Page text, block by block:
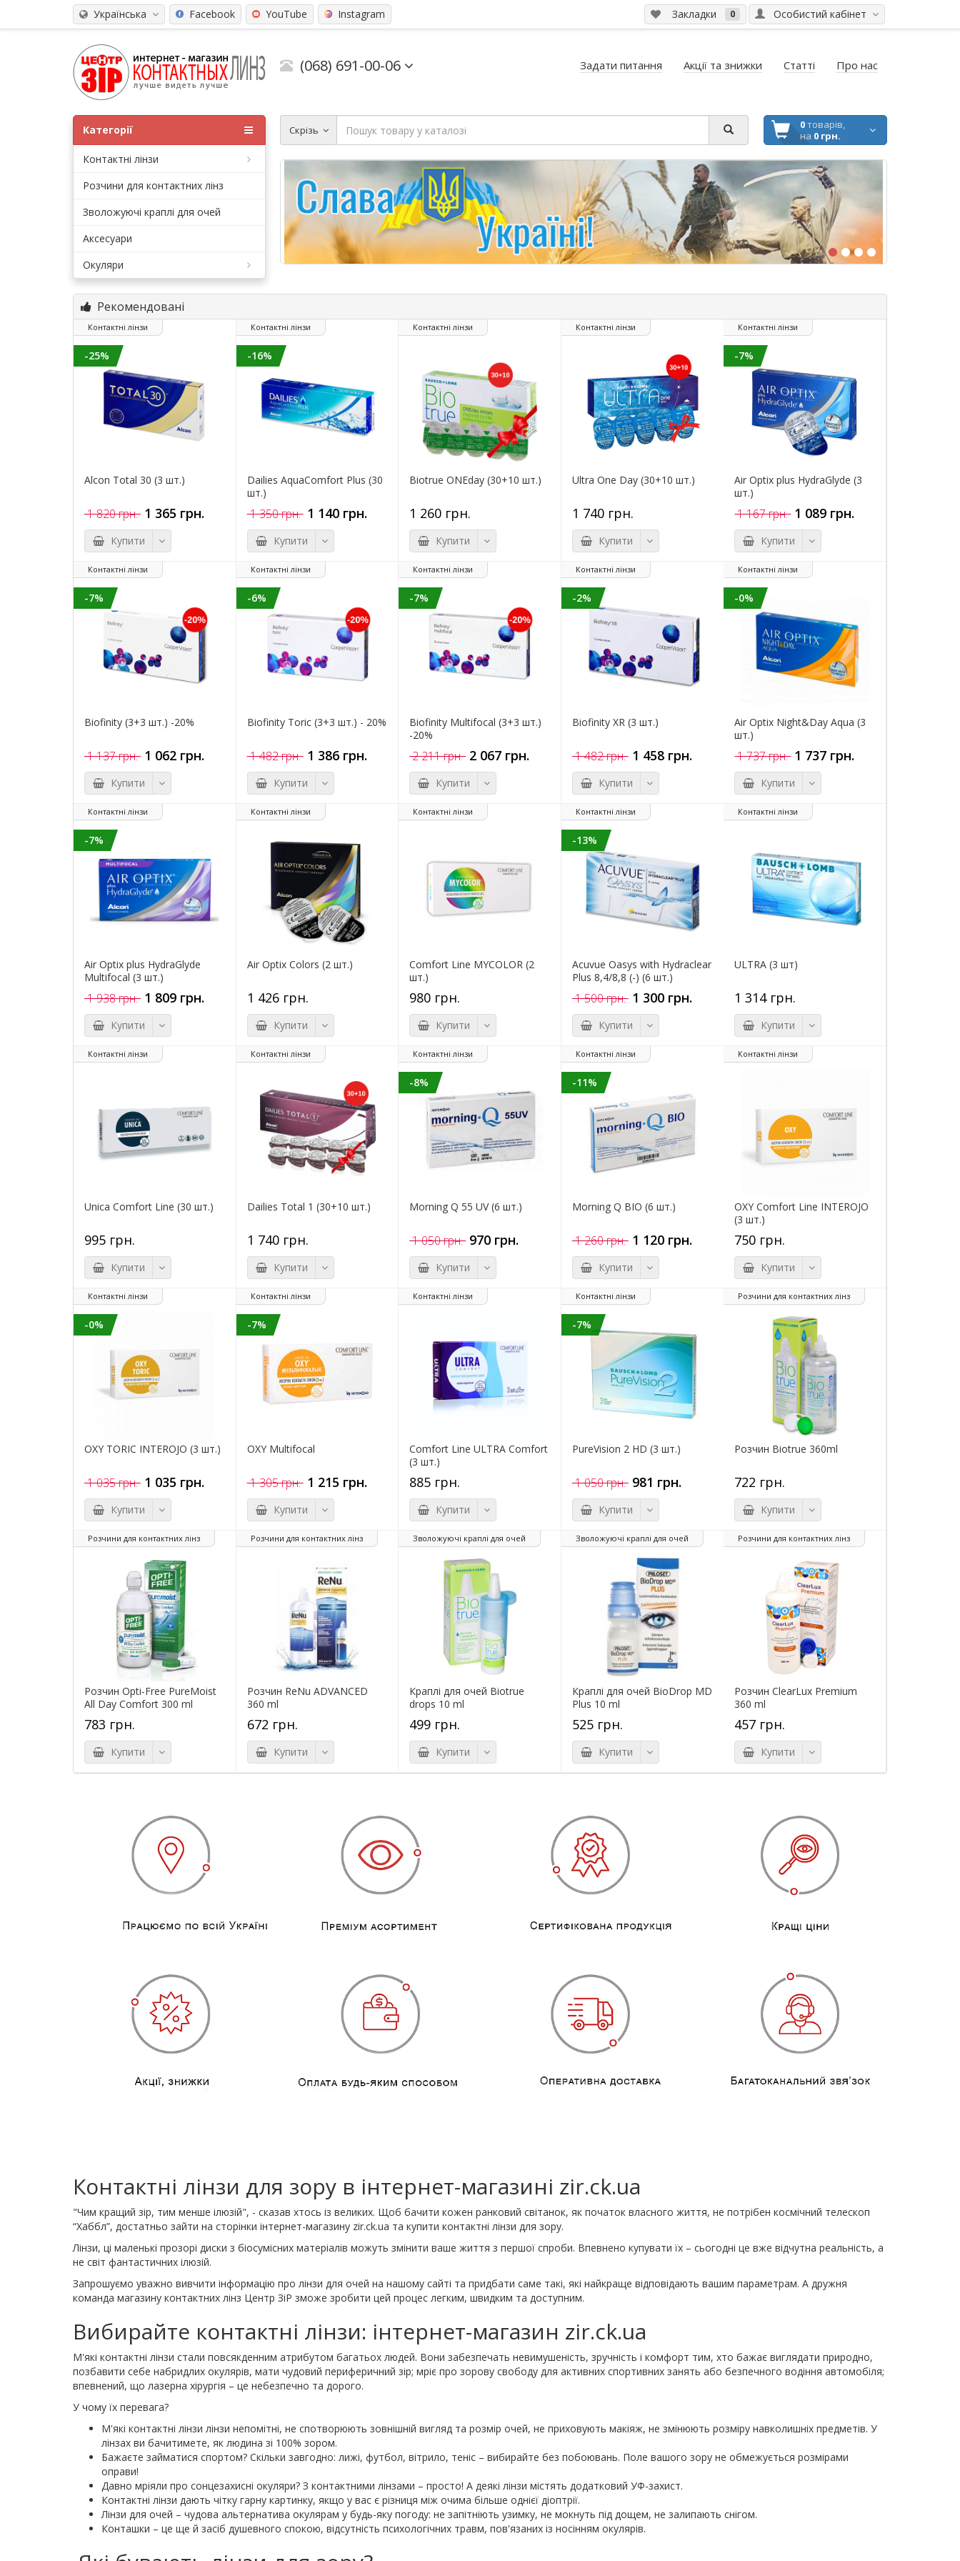
Українська Особистий кабінет
Закладки 0
Facebook YouTube Instagram
(068) 691-00-06 Задати питання Акції та знижки Статті Про нас
Скрізь 0товарів,
на 0 грн.
Категорії
Контактні лінзи
Розчини для контактних лінз
Зволожуючі краплі для очей
Аксесуари
Окуляри
Рекомендовані
Контактні лінзи
-25%
Alcon Total 30 (3 шт.)
1 820 грн. 1 365 грн.
Купити
Контактні лінзи
-16%
Dailies AquaComfort Plus (30
шт.)
1 350 грн. 1 140 грн.
Купити
Контактні лінзи
Biotrue ONEday (30+10 шт.)
1 260 грн.
Купити
Контактні лінзи
Ultra One Day (30+10 шт.)
1 740 грн.
Купити
Контактні лінзи
-7%
Air Optix plus HydraGlyde (3
шт.)
1 167 грн. 1 089 грн.
Купити
Контактні лінзи
-7%
Biofinity (3+3 шт.) -20%
1 137 грн. 1 062 грн.
Купити
Контактні лінзи
-6%
Biofinity Toric (3+3 шт.) - 20%
1 482 грн. 1 386 грн.
Купити
Контактні лінзи
-7%
Biofinity Multifocal (3+3 шт.)
-20%
2 211 грн. 2 067 грн.
Купити
Контактні лінзи
-2%
Biofinity XR (3 шт.)
1 482 грн. 1 458 грн.
Купити
Контактні лінзи
-0%
Air Optix Night&Day Aqua (3
шт.)
1 737 грн. 1 737 грн.
Купити
Контактні лінзи
-7%
Air Optix plus HydraGlyde
Multifocal (3 шт.)
1 938 грн. 1 809 грн.
Купити
Контактні лінзи
Air Optix Colors (2 шт.)
1 426 грн.
Купити
Контактні лінзи
Comfort Line MYCOLOR (2
шт.)
980 грн.
Купити
Контактні лінзи
-13%
Acuvue Oasys with Hydraclear
Plus 8,4/8,8 (-) (6 шт.)
1 500 грн. 1 300 грн.
Купити
Контактні лінзи
ULTRA (3 шт)
1 314 грн.
Купити
Контактні лінзи
Unica Comfort Line (30 шт.)
995 грн.
Купити
Контактні лінзи
Dailies Total 1 (30+10 шт.)
1 740 грн.
Купити
Контактні лінзи
-8%
Morning Q 55 UV (6 шт.)
1 050 грн. 970 грн.
Купити
Контактні лінзи
-11%
Morning Q BIO (6 шт.)
1 260 грн. 1 120 грн.
Купити
Контактні лінзи
OXY Comfort Line INTEROJO
(3 шт.)
750 грн.
Купити
Контактні лінзи
-0%
OXY TORIC INTEROJO (3 шт.)
1 035 грн. 1 035 грн.
Купити
Контактні лінзи
-7%
OXY Multifocal
1 305 грн. 1 215 грн.
Купити
Контактні лінзи
Comfort Line ULTRA Comfort
(3 шт.)
885 грн.
Купити
Контактні лінзи
-7%
PureVision 2 HD (3 шт.)
1 050 грн. 981 грн.
Купити
Розчини для контактних лінз
Розчин Biotrue 360ml
722 грн.
Купити
Розчини для контактних лінз
Розчин Opti-Free PureMoist
All Day Comfort 300 ml
783 грн.
Купити
Розчини для контактних лінз
Розчин ReNu ADVANCED
360 ml
672 грн.
Купити
Зволожуючі краплі для очей
Краплі для очей Biotrue
drops 10 ml
499 грн.
Купити
Зволожуючі краплі для очей
Краплі для очей BioDrop MD
Plus 10 ml
525 грн.
Купити
Розчини для контактних лінз
Розчин ClearLux Premium
360 ml
457 грн.
Купити
Контактні лінзи для зору в інтернет-магазині zir.ck.ua
"Чим кращий зір, тим менше ілюзій", - сказав хтось із великих. Щоб бачити кожен ранковий світанок, як початок власного життя, не потрібен космічний телескоп
“Хаббл”, достатньо зайти на сторінки інтернет-магазину zir.ck.ua та купити контактні лінзи для зору.
Лінзи, ці маленькі прозорі диски з біосумісних матеріалів можуть змінити ваше життя з першої спроби. Впевнено купувати їх – сьогодні це вже відчутна реальність, а
не світ фантастичних ілюзій.
Запрошуємо уважно вивчити інформацію про лінзи для очей на нашому сайті та придбати саме такі, які найкраще відповідають вашим параметрам. А дружня
команда магазину контактних лінз Центр ЗіР зможе зробити цей процес легким, швидким та доступним.
Вибирайте контактні лінзи: інтернет-магазин zir.ck.ua
М'які контактні лінзи стали повсякденним атрибутом багатьох людей. Вони забезпечать невимушеність, зручність і комфорт тим, хто бажає виглядати природно,
позбавити себе набридлих окулярів, мати чудовий периферичний зір; мріє про зорову свободу для активних спортивних занять або безпечного водіння автомобіля;
впевнений, що лазерна хірургія – це небезпечно та дорого.
У чому їх перевага?
М'які контактні лінзи лінзи непомітні, не спотворюють зовнішній вигляд та розмір очей, не приховують макіяж, не змінюють розміру навколишніх предметів. У
лінзах ви бачитимете, як людина зі 100% зором.
Бажаєте займатися спортом? Скільки завгодно: лижі, футбол, вітрило, теніс – вибирайте без побоювань. Поле вашого зору не обмежується розмірами
оправи!
Давно мріяли про сонцезахисні окуляри? З контактними лінзами – просто! А деякі лінзи містять додатковий УФ-захист.
Контактні лінзи дають чітку гарну картинку, якщо у вас є різниця між очима більше однієї діоптрії.
Лінзи для очей – чудова альтернатива окулярам у будь-яку погоду: не запітніють узимку, не мокнуть під дощем, не залипають снігом.
Конташки – це ще й засіб душевного спокою, відсутність психологічних травм, пов'язаних із носінням окулярів.